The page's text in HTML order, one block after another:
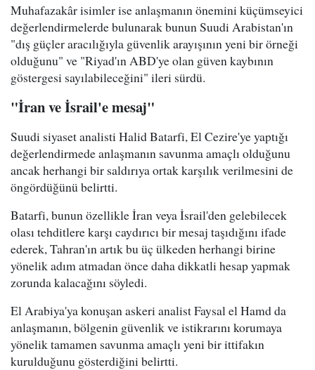
Muhafazakâr isimler ise anlaşmanın önemini küçümseyici
değerlendirmelerde bulunarak bunun Suudi Arabistan'ın
"dış güçler aracılığıyla güvenlik arayışının yeni bir örneği
olduğunu" ve "Riyad'ın ABD'ye olan güven kaybının
göstergesi sayılabileceğini" ileri sürdü.
"İran ve İsrail'e mesaj"
Suudi siyaset analisti Halid Batarfi, El Cezire'ye yaptığı
değerlendirmede anlaşmanın savunma amaçlı olduğunu
ancak herhangi bir saldırıya ortak karşılık verilmesini de
öngördüğünü belirtti.
Batarfi, bunun özellikle İran veya İsrail'den gelebilecek
olası tehditlere karşı caydırıcı bir mesaj taşıdığını ifade
ederek, Tahran'ın artık bu üç ülkeden herhangi birine
yönelik adım atmadan önce daha dikkatli hesap yapmak
zorunda kalacağını söyledi.
El Arabiya'ya konuşan askeri analist Faysal el Hamd da
anlaşmanın, bölgenin güvenlik ve istikrarını korumaya
yönelik tamamen savunma amaçlı yeni bir ittifakın
kurulduğunu gösterdiğini belirtti.